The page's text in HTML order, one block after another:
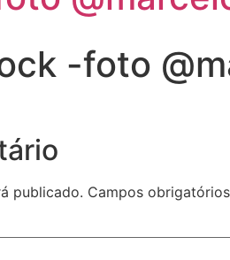
-foto
publicado. Campos